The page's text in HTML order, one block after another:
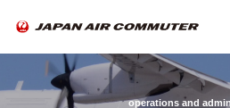
operations and